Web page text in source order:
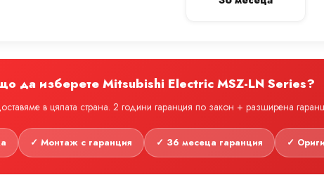
да изберете Mitsubishi Electric MSZ-LN Series?
в цялата страна. 2 години гаранция по закон + разширена
✓ Монтаж с гаранция ✓ 36 месеца гаранция ✓